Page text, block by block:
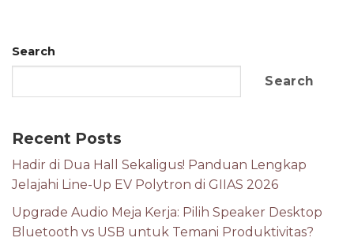
Search
Search
Recent Posts
Hadir di Dua Hall Sekaligus! Panduan Lengkap
Jelajahi Line-Up EV Polytron di GIIAS 2026
Upgrade Audio Meja Kerja: Pilih Speaker Desktop
Bluetooth vs USB untuk Temani Produktivitas?